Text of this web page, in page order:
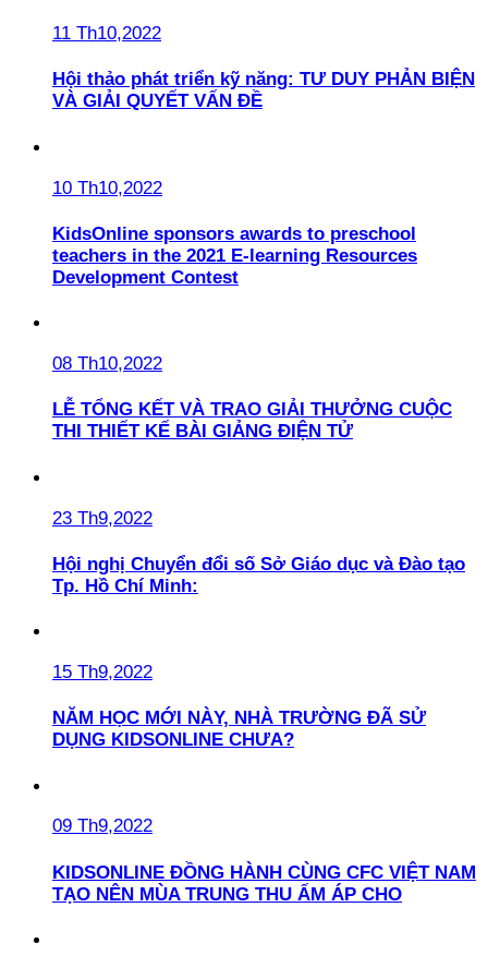
11 Th10,2022
Hội thảo phát triển kỹ năng: TƯ DUY PHẢN BIỆN
VÀ GIẢI QUYẾT VẤN ĐỀ
10 Th10,2022
KidsOnline sponsors awards to preschool
teachers in the 2021 E-learning Resources
Development Contest
08 Th10,2022
LỄ TỔNG KẾT VÀ TRAO GIẢI THƯỞNG CUỘC
THI THIẾT KẾ BÀI GIẢNG ĐIỆN TỬ
23 Th9,2022
Hội nghị Chuyển đổi số Sở Giáo dục và Đào tạo
Tp. Hồ Chí Minh:
15 Th9,2022
NĂM HỌC MỚI NÀY, NHÀ TRƯỜNG ĐÃ SỬ
DỤNG KIDSONLINE CHƯA?
09 Th9,2022
KIDSONLINE ĐỒNG HÀNH CÙNG CFC VIỆT NAM
TẠO NÊN MÙA TRUNG THU ẤM ÁP CHO